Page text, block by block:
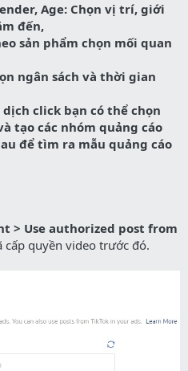
Age: Chọn vị trí, giới
đến,
sản phẩm chọn mối quan
ngân sách và thời gian
click bạn có thể chọn
tạo các nhóm quảng cáo
để tìm ra mẫu quảng cáo
> Use authorized post from
cấp quyền video trước đó.